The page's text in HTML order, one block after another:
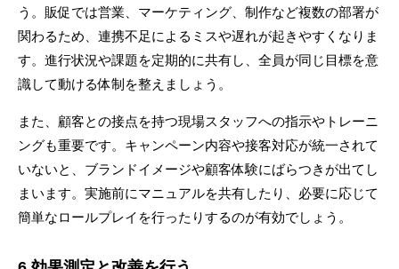
う。販促では営業、マーケティング、制作など複数の部署が
関わるため、連携不足によるミスや遅れが起きやすくなりま
す。進行状況や課題を定期的に共有し、全員が同じ目標を意
識して動ける体制を整えましょう。
また、顧客との接点を持つ現場スタッフへの指示やトレーニ
ングも重要です。キャンペーン内容や接客対応が統一されて
いないと、ブランドイメージや顧客体験にばらつきが出てし
まいます。実施前にマニュアルを共有したり、必要に応じて
簡単なロールプレイを行ったりするのが有効でしょう。